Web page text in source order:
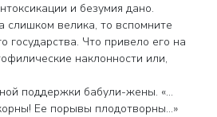
и безумия дано.
слишком велика, то вспомните
государства. Что привело его на
наклонности или,
поддержки бабули-жены. «…
Ее порывы плодотворны…»